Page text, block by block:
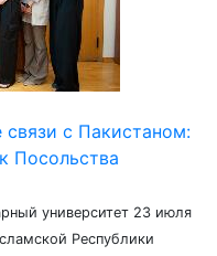
связи с Пакистаном:
Посольства
университет 23 июля
Республики